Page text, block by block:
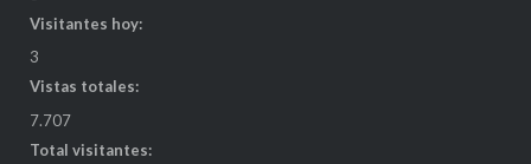
Visitantes hoy:
3
Vistas totales:
7.707
Total visitantes: